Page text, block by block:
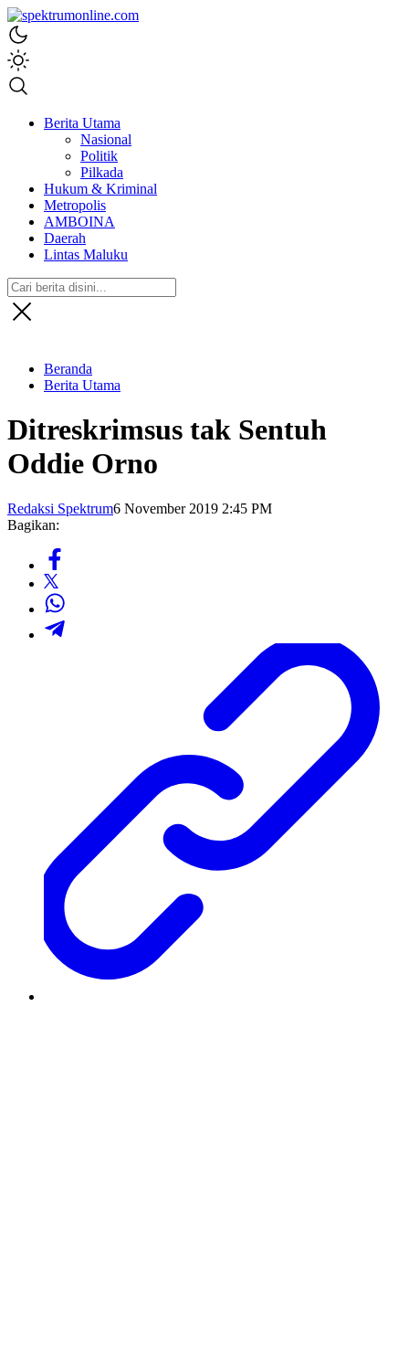
spektrumonline.com
Berita Utama
Nasional
Politik
Pilkada
Hukum & Kriminal
Metropolis
AMBOINA
Daerah
Lintas Maluku
Beranda
Berita Utama
Ditreskrimsus tak Sentuh
Oddie Orno
Redaksi Spektrum6 November 2019 2:45 PM
Bagikan: